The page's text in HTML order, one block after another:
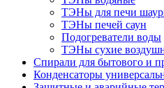
ТЭНы для печи
ТЭНы печей саун
Подогреватели воды
ТЭНы сухие
Спирали для бытового и
Конденсаторы